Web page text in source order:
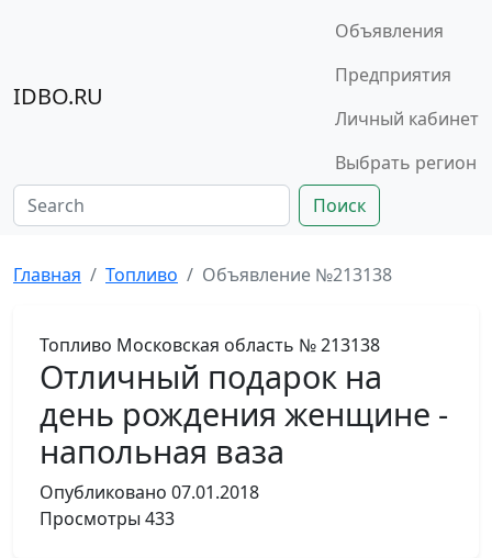
IDBO.RU
Объявления
Предприятия
Личный кабинет
Выбрать регион
Поиск
Главная Топливо Объявление №213138
Топливо Московская область № 213138
Отличный подарок на
день рождения женщине -
напольная ваза
Опубликовано 07.01.2018
Просмотры 433